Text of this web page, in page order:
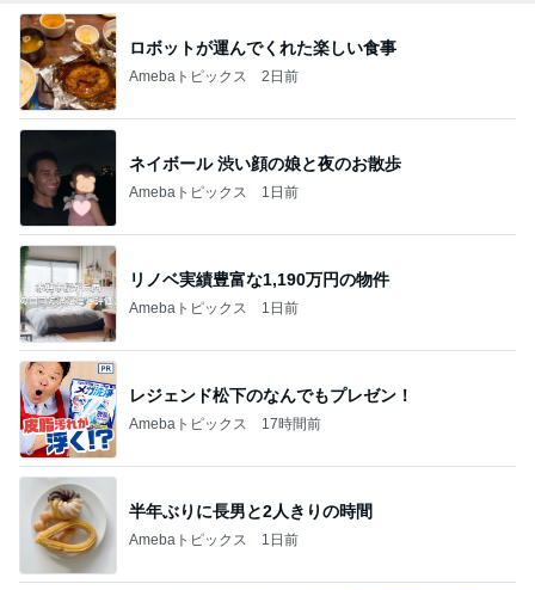
ロボットが運んでくれた楽しい食事
Amebaトピックス 2日前
ネイボール 渋い顔の娘と夜のお散歩
Amebaトピックス 1日前
リノベ実績豊富な1,190万円の物件
Amebaトピックス 1日前
レジェンド松下のなんでもプレゼン！
Amebaトピックス 17時間前
半年ぶりに長男と2人きりの時間
Amebaトピックス 1日前